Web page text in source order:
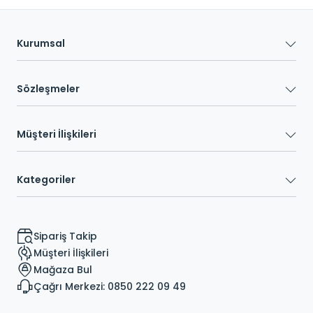
Kurumsal
Sözleşmeler
Müşteri İlişkileri
Kategoriler
Sipariş Takip
Müşteri İlişkileri
Mağaza Bul
Çağrı Merkezi: 0850 222 09 49